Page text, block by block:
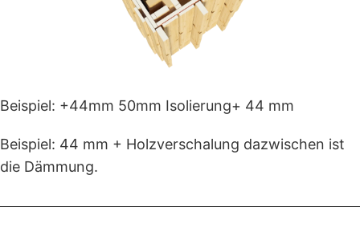
Beispiel: +44mm 50mm Isolierung+ 44 mm
Beispiel: 44 mm + Holzverschalung dazwischen ist
die Dämmung.